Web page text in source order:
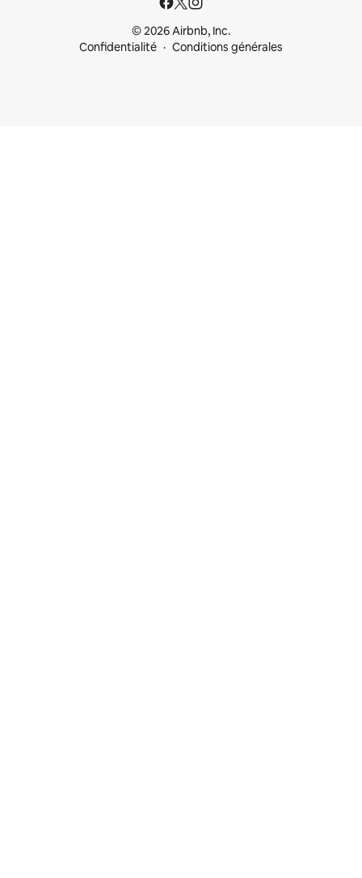
© 2026 Airbnb, Inc.
Confidentialité
Conditions générales